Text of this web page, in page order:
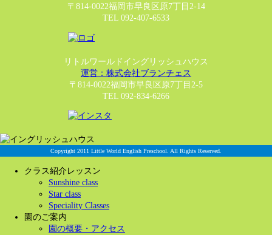
〒814-0022福岡市早良区原7丁目2-14
TEL 092-407-6533
リトルワールドイングリッシュハウス
運営：株式会社ブランチェス
〒814-0022福岡市早良区原7丁目2-5
TEL 092-834-6266
Copyright 2011 Little World English Preschool. All Rights Reserved.
クラス紹介レッスン
Sunshine class
Star class
Speciality Classes
園のご案内
園の概要・アクセス